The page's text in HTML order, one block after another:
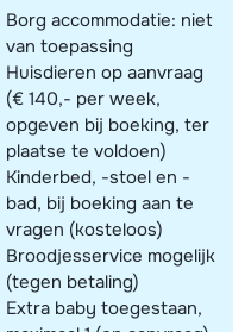
Borg accommodatie: niet
van toepassing
Huisdieren op aanvraag
(€ 140,- per week,
opgeven bij boeking, ter
plaatse te voldoen)
Kinderbed, -stoel en -
bad, bij boeking aan te
vragen (kosteloos)
Broodjesservice mogelijk
(tegen betaling)
Extra baby toegestaan,